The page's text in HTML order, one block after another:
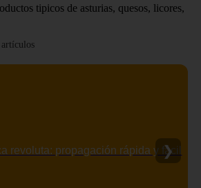
tipicos de asturias, quesos, licores,
revoluta: propagación rápida y fácil
❯